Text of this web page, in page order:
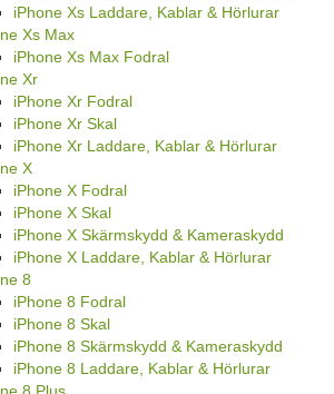
iPhone Xs Laddare, Kablar & Hörlurar
Xs Max
iPhone Xs Max Fodral
Xr
iPhone Xr Fodral
iPhone Xr Skal
iPhone Xr Laddare, Kablar & Hörlurar
X
iPhone X Fodral
iPhone X Skal
iPhone X Skärmskydd & Kameraskydd
iPhone X Laddare, Kablar & Hörlurar
8
iPhone 8 Fodral
iPhone 8 Skal
iPhone 8 Skärmskydd & Kameraskydd
iPhone 8 Laddare, Kablar & Hörlurar